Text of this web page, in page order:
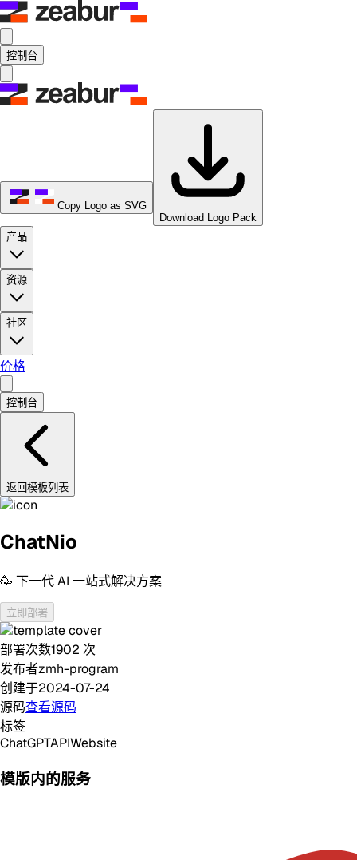
控制台
Copy Logo as SVG
Download Logo Pack
产品
资源
社区
价格
控制台
返回模板列表
ChatNio
🥳 下一代 AI 一站式解决方案
立即部署
部署次数1902 次
发布者zmh-program
创建于2024-07-24
源码查看源码
标签
ChatGPTAPIWebsite
模版内的服务